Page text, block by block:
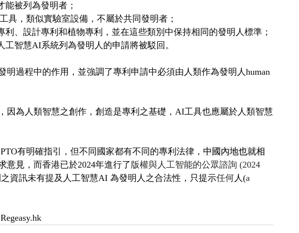
能被列為發明者；
具，類似實驗室設備，不屬於共同發明者；
利、設計專利和植物專利，並在這些類別中保持相同的發明人標準；
工智慧AI系統列為發明人的申請將被駁回。
明過程中的作用，並強調了專利申請中必須由人類作為發明人human
因為人類智慧之創作，創造是專利之基礎，AI工具也應屬於人類智慧
有明確指引，但不同國家都有不同的專利法律， 中國內地也就相
意見 ，而香港已於2024年進行了版權與人工智能的公眾諮詢 (2024
之資訊未有提及人工智慧AI 為發明人之合法性，只提示任何人(a
Regeasy.hk